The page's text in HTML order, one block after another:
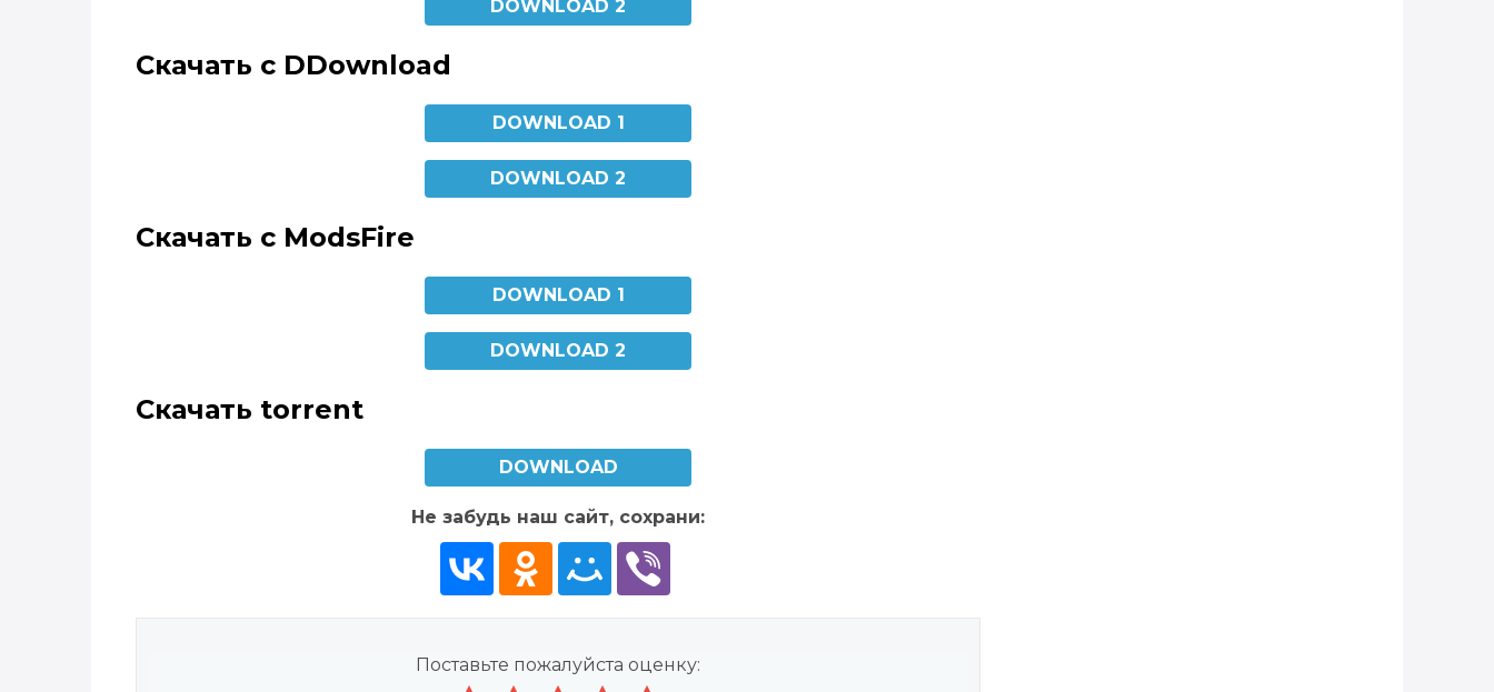
DOWNLOAD 2
Скачать с DDownload
DOWNLOAD 1
DOWNLOAD 2
Скачать с ModsFire
DOWNLOAD 1
DOWNLOAD 2
Скачать torrent
DOWNLOAD
Не забудь наш сайт, сохрани:
Поставьте пожалуйста оценку: